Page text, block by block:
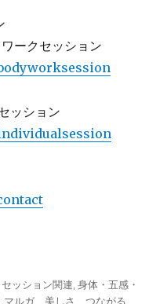
ークセッション
ション
ッション関連 ,身体・五感・
マルガ 美しさ つながる